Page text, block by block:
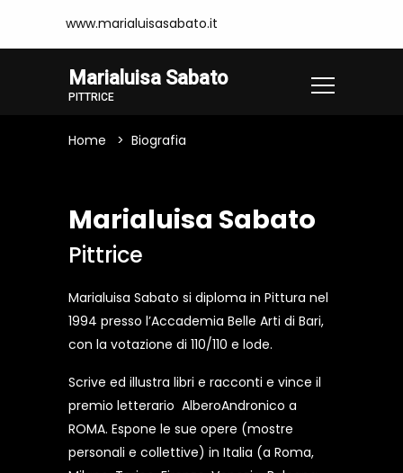
www.marialuisasabato.it
Marialuisa Sabato
PITTRICE
Home Biografia
Marialuisa Sabato
Pittrice
Marialuisa Sabato si diploma in Pittura nel
1994 presso l’Accademia Belle Arti di Bari,
con la votazione di 110/110 e lode.
Scrive ed illustra libri e racconti e vince il
premio letterario AlberoAndronico a
ROMA. Espone le sue opere (mostre
personali e collettive) in Italia (a Roma,